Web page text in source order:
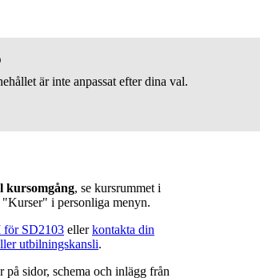
är inte anpassat efter dina val.
kursomgång, se kursrummet i
i personliga menyn.
för SD2103 ellerkontakta din
utbilningskansli.
sidor, schema och inlägg från